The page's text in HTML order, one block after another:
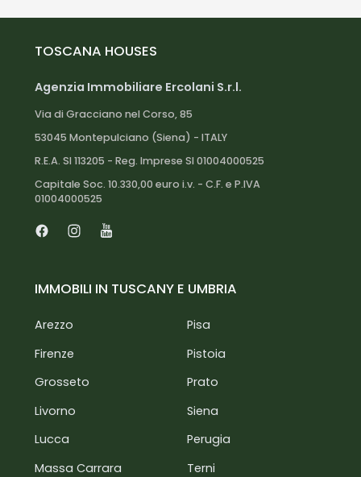
provincia di Pistoia, in Toscana. È un borgo
con numerosi monumenti e siti di interesse, tra cui
la Chiesa di San Pietro e Paolo, il Castello di Cozzile
e le terme di Montecatini. La zona è anche
famosa per le sue cantine e la produzione di vino
e olio d'oliva.
Distanze:
Centro città: 2 km
Terme di Montecatini: 5 km
Firenze: 50 km
Lucca: 30 km
Siena: 100 km
San Gimignano: 50 km
TOSCANA HOUSES
Agenzia Immobiliare Ercolani S.r.l.
Via di Gracciano nel Corso, 85
53045 Montepulciano (Siena) - ITALY
R.E.A. SI 113205 - Reg. Imprese SI 01004000525
Capitale Soc. 10.330,00 euro i.v. - C.F. e P.IVA
01004000525
IMMOBILI IN TUSCANY E UMBRIA
Arezzo
Firenze
Grosseto
Livorno
Lucca
Massa Carrara
Pisa
Pistoia
Prato
Siena
Perugia
Terni